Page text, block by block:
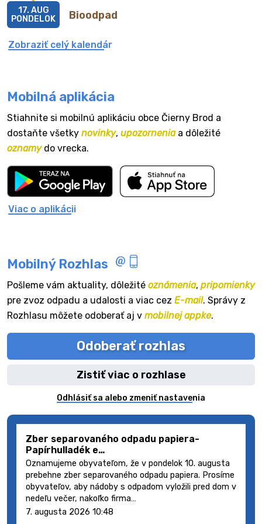
Bioodpad
17. AUG
PONDELOK
Zobraziť celý kalendár
Mobilná aplikácia
Stiahnite si mobilnú aplikáciu obce Čierny Brod a
dostaňte všetky novinky, upozorneniaa dôležité
oznamydo vrecka.
Viac o aplikácii
Mobilný Rozhlas
Pošleme vám aktuality, dôležité oznámenia, pripomienky
pre zvoz odpadu a udalosti a viac cez E-mail. Správy z
Rozhlasu môžete odoberať aj v mobilnej appke.
Odoberať rozhlas
Zistiť viac o rozhlase
Odhlásiť sa alebo zmeniť nastavenia
Zber separovaného odpadu papiera-
Papírhulladék e…
Oznamujeme obyvateľom, že v pondelok 10. augusta
prebehne zber separovaného odpadu papiera. Prosíme
obyvateľov, aby nádoby s odpadom vyložili pred dom v
nedeľu večer, nakoľko firma…
7. augusta 2026 10:48